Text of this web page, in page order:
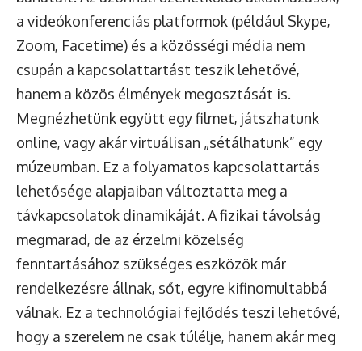
a videókonferenciás platformok (például Skype,
Zoom, Facetime) és a közösségi média nem
csupán a kapcsolattartást teszik lehetővé,
hanem a közös élmények megosztását is.
Megnézhetünk együtt egy filmet, játszhatunk
online, vagy akár virtuálisan „sétálhatunk” egy
múzeumban. Ez a folyamatos kapcsolattartás
lehetősége alapjaiban változtatta meg a
távkapcsolatok dinamikáját. A fizikai távolság
megmarad, de az érzelmi közelség
fenntartásához szükséges eszközök már
rendelkezésre állnak, sőt, egyre kifinomultabbá
válnak. Ez a technológiai fejlődés teszi lehetővé,
hogy a szerelem ne csak túlélje, hanem akár meg